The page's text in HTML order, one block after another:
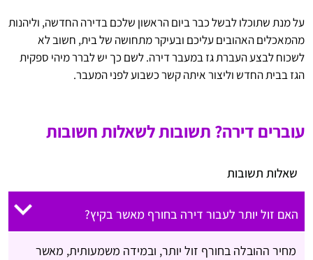
על מנת שתוכלו לבשל כבר ביום הראשון שלכם בדירה החדשה, וליהנות
מהמאכלים האהובים עליכם ובעיקר מתחושה של בית, חשוב לא
לשכוח לבצע העברת גז במעבר דירה. לשם כך יש לברר מיהי ספקית
הגז בבית החדש וליצור איתה קשר כשבוע לפני המעבר.
עוברים דירה? תשובות לשאלות חשובות
שאלות תשובות
האם זול יותר לעבור דירה בחורף מאשר בקיץ?
מחיר ההובלה בחורף זול יותר, ובמידה משמעותית, מאשר